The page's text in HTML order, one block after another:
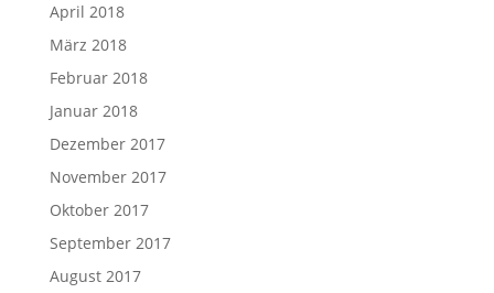
April 2018
März 2018
Februar 2018
Januar 2018
Dezember 2017
November 2017
Oktober 2017
September 2017
August 2017